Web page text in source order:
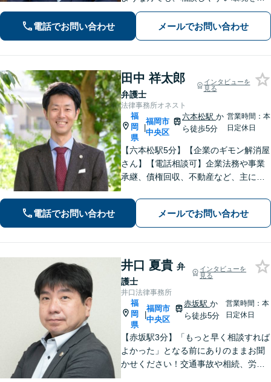
えています。依頼者様に寄り添った対
応を心がけています。【離婚・男女問
題】DV被害へ積極的に対応。お気軽に
電話でお問い合わせ メールでお問い合わせ
田中 祥太郎
弁護士
インタビューを
見る
法律事務所オネスト
福
岡
県
|
福岡市
中央区
六本松駅か
ら徒歩5分
営業時間：本
日定休日
【六本松駅5分】【企業のギモン解消屋
さん】【電話相談可】企業法務や事業
承継、債権回収、不動産など、主に企
のみなさまが安心して本業に専念でき
るよう、法律に関するちょっとした疑
問や悩みも迅速に解消。ぜひご相談く
ださい。
電話でお問い合わせ メールでお問い合わせ
井口 夏貴 弁
護士
インタビューを
見る
井口法律事務所
福
岡
県
|
福岡市
中央区
赤坂駅 か
ら徒歩5分
営業時間：本
日定休日
【赤坂駅3分】「もっと早く相談すれば
よかった」となる前にありのままお聞
かせください！交通事故や相続、労